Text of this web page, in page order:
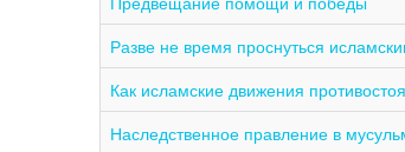
Разве не время проснуться
Как исламские движения
Наследственное правление в